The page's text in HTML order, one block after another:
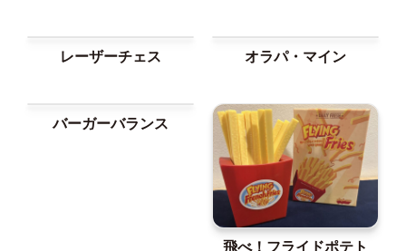
レーザーチェス オラパ・マイン
バーガーバランス
飛べ！フライドポテト